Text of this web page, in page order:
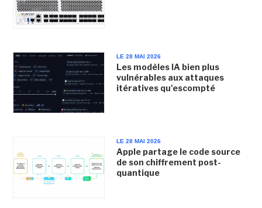
LE 28 MAI 2026
Les modèles IA bien plus
vulnérables aux attaques
itératives qu'escompté
LE 28 MAI 2026
Apple partage le code source
de son chiffrement post-
quantique